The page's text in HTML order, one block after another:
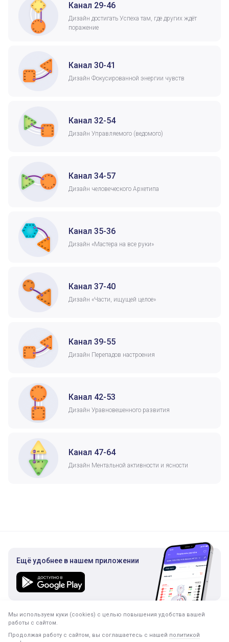
Канал 29-46
Дизайн достигать Успеха там, где других ждёт
поражение
Канал 30-41
Дизайн Фокусированной энергии чувств
Канал 32-54
Дизайн Управляемого (ведомого)
Канал 34-57
Дизайн человеческого Архетипа
Канал 35-36
Дизайн «Мастера на все руки»
Канал 37-40
Дизайн «Части, ищущей целое»
Канал 39-55
Дизайн Перепадов настроения
Канал 42-53
Дизайн Уравновешенного развития
Канал 47-64
Дизайн Ментальной активности и ясности
Ещё удобнее в нашем приложении
Подписка на рассылку
Мы используем куки (cookies) с целью повышения удобства вашей
работы с сайтом.
Продолжая работу с сайтом, вы соглашаетесь с нашей политикой